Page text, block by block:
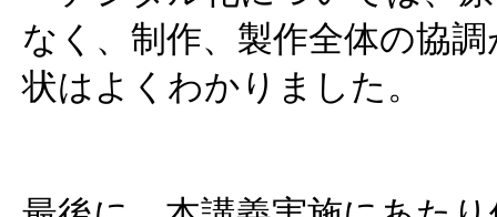
なく、制作、製作全体の協
状はよくわかりました。